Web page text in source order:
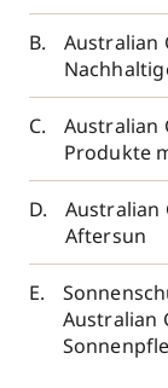
Australian
Australian
Produkte
Australian
Aftersun
Australian